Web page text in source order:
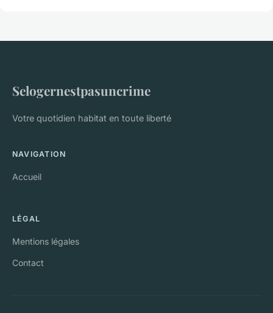
Selogernestpasuncrime
Votre quotidien habitat en toute liberté
NAVIGATION
Accueil
LÉGAL
Mentions légales
Contact